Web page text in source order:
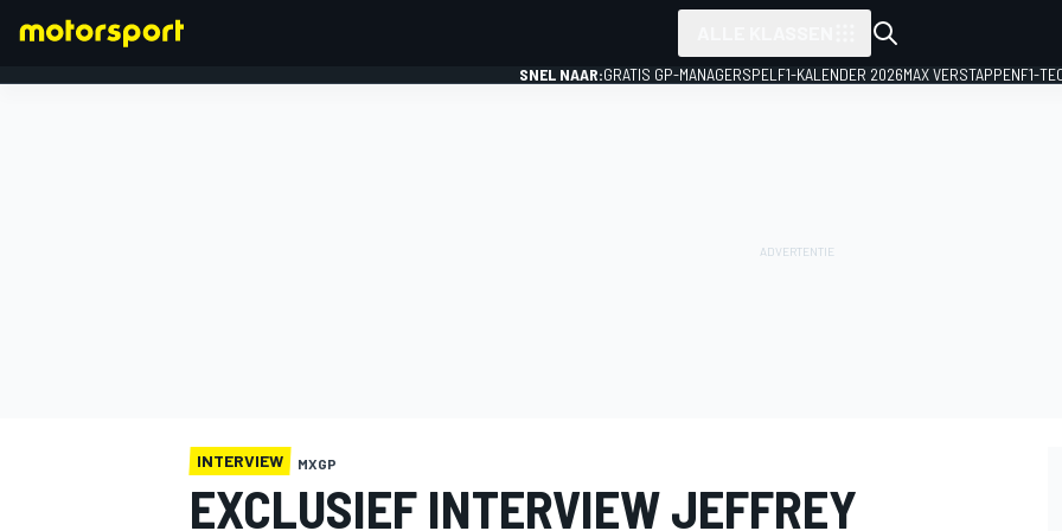
SNEL NAAR:GRATIS GP-MANAGERSPEL F1-KALENDER 2026MAX VERSTAPPENF1-
INTERVIEW MXGP
EXCLUSIEF INTERVIEW JEFFREY